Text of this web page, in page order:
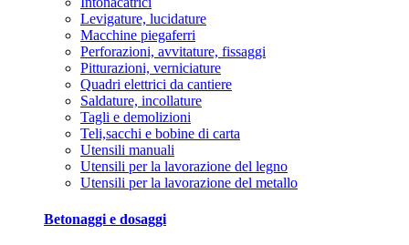
Levigature, lucidature
Macchine piegaferri
Perforazioni, avvitature, fissaggi
Pitturazioni, verniciature
Quadri elettrici da cantiere
Saldature, incollature
Tagli e demolizioni
Teli,sacchi e bobine di carta
Utensili manuali
Utensili per la lavorazione del legno
Utensili per la lavorazione del metallo
Betonaggi e dosaggi